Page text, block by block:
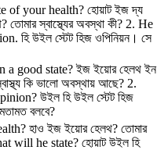
of your health? হোয়াট ইজ দ্য
তোমার স্বাস্থ্যের অবস্থা কী? 2. He
হি উইল স্টেট হিজ ওপিনিয়ন। সে
a good state? ইজ ইয়োর হেলথ ইন
কি ভালো অবস্থায় আছে? 2.
উইল হি উইল স্টেট হিজ
বলবে?
হাও ইজ ইয়োর হেলথ? তোমার
will he state? হোয়াট উইল হি